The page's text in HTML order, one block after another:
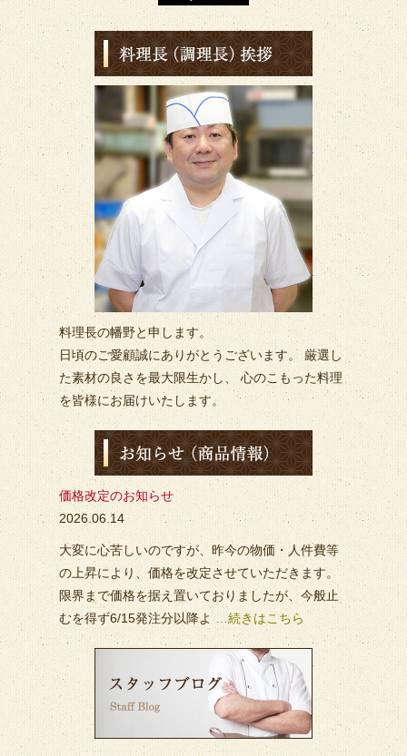
料理長の幡野と申します。
日頃のご愛顧誠にありがとうございます。 厳選し
た素材の良さを最大限生かし、 心のこもった料理
を皆様にお届けいたします。
価格改定のお知らせ
2026.06.14
大変に心苦しいのですが、昨今の物価・人件費等
の上昇により、価格を改定させていただきます。
限界まで価格を据え置いておりましたが、今般止
むを得ず6/15発注分以降よ…続きはこちら